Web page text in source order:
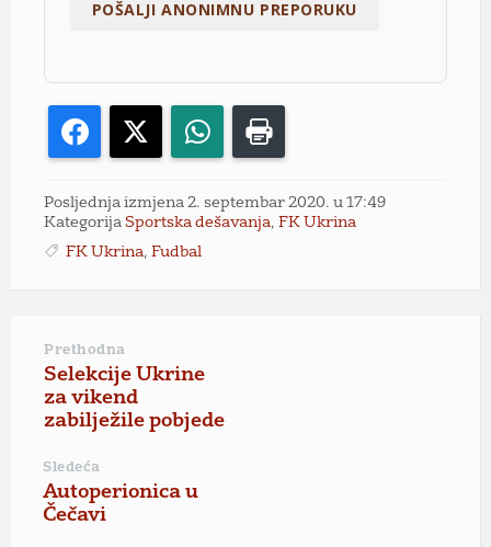
Facebook WhatsApp
Posljednja izmjena 2. septembar 2020. u 17:49
Kategorija Sportska dešavanja, FK Ukrina
FK Ukrina, Fudbal
Prethodna
Selekcije Ukrine
za vikend
zabilježile pobjede
Sledeća
Autoperionica u
Čečavi